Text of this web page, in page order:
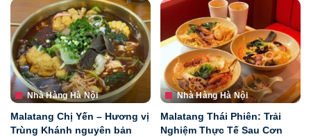
Nhà Hàng Hà Nội
Malatang Chị Yến – Hương vị
Trùng Khánh nguyên bản
Nhà Hàng Hà Nội
Malatang Thái Phiên: Trải
Nghiệm Thực Tế Sau Cơn